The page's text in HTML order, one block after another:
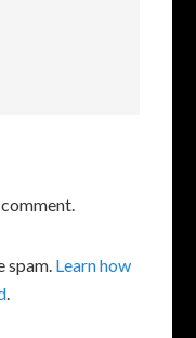
spam. Learn how
.